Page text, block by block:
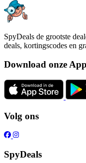
SpyDeals de grootste
deals, kortingscodes en
Download onze App
Volg ons
SpyDeals